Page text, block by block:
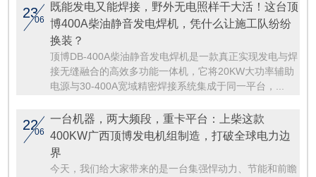
2306
既能发电又能焊接，野外无电照样干大活！这台顶
博400A柴油静音发电焊机，凭什么让施工队纷纷
换装？
顶博DB-400A柴油静音发电焊机是一款真正实现发电与焊
接无缝融合的高效多功能一体机，它将20KW大功率辅助
电源与30-400A宽域精密焊接系统集成于同一平台，...
2206
一台机器，两大频段，重卡平台：上柴这款
400KW广西顶博发电机组制造，打破全球电力边
界
今天，我们给大家带来的是一台集强悍动力、节能和前瞻